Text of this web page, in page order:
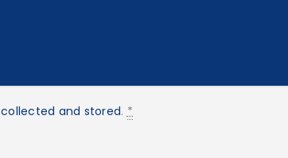
collected and stored. *